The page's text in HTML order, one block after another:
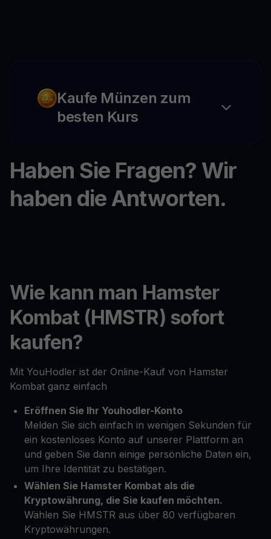
Kaufe Münzen zum
besten Kurs
Haben Sie Fragen? Wir
haben die Antworten.
Wie kann man Hamster
Kombat (HMSTR) sofort
kaufen?
Mit YouHodler ist der Online-Kauf von Hamster
Kombat ganz einfach
Eröffnen Sie Ihr Youhodler-Konto
Melden Sie sich einfach in wenigen Sekunden für
ein kostenloses Konto auf unserer Plattform an
und geben Sie dann einige persönliche Daten ein,
um Ihre Identität zu bestätigen.
Wählen Sie Hamster Kombat als die
Kryptowährung, die Sie kaufen möchten.
Wählen Sie HMSTR aus über 80 verfügbaren
Kryptowährungen.